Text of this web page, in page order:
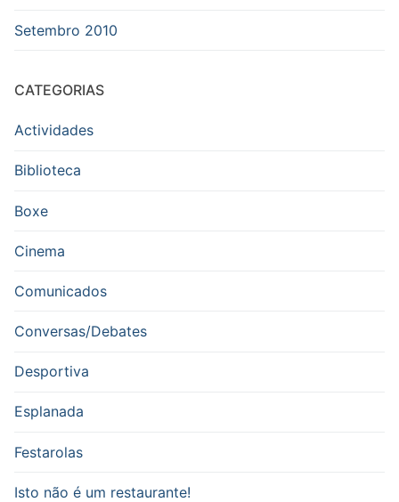
Setembro 2010
CATEGORIAS
Actividades
Biblioteca
Boxe
Cinema
Comunicados
Conversas/Debates
Desportiva
Esplanada
Festarolas
Isto não é um restaurante!